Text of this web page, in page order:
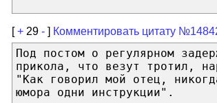
[+ 29 - ] Комментировать цитату
Под постом о регулярном
прикола, что везут тротил,
"Как говорил мой отец,
юмора одни инструкции".